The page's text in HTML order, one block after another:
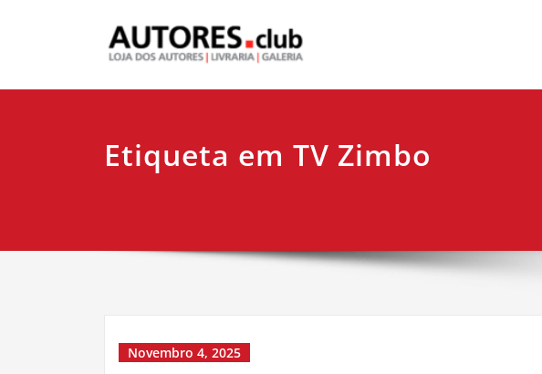
Etiqueta em TV Zimbo
Novembro 4, 2025